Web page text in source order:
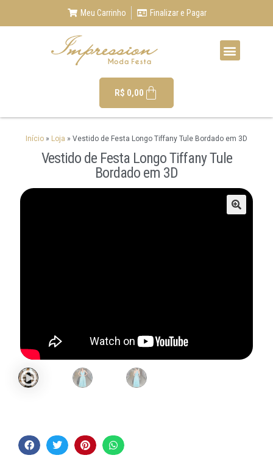
Meu Carrinho Finalizar e Pagar
R$ 0,00
Início » Loja » Vestido de Festa Longo Tiffany Tule Bordado em 3D
Vestido de Festa Longo Tiffany Tule
Bordado em 3D